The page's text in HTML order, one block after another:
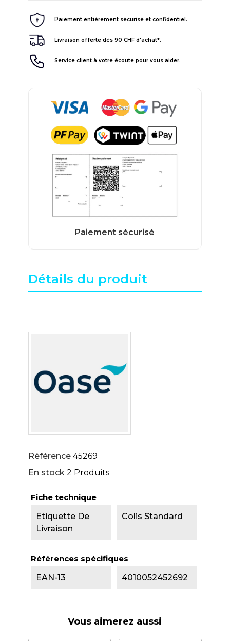
Paiement entièrement sécurisé et confidentiel.
Livraison offerte dès 90 CHF d'achat*.
Service client à votre écoute pour vous aider.
Détails du produit
Référence 45269
En stock 2 Produits
Fiche technique
Etiquette De
Livraison
Colis Standard
Références spécifiques
EAN-13
4010052452692
Vous aimerez aussi